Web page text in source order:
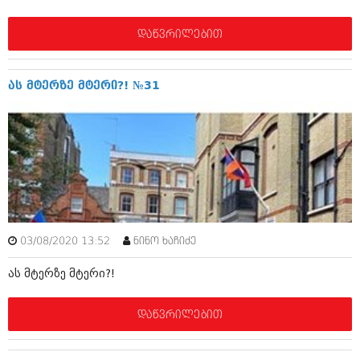
ნოემბერი 2017 (212)
ოქტომბერი 2017 (231)
სექტემბერი 2017 (261)
ივლისი 2017 (233)
მაისი 2017 (216)
აპრილი 2017 (220)
მარტი 2017 (212)
თებერვალი 2017 (205)
იანვარი 2017 (246)
დეკემბერი 2016 (207)
ნოემბერი 2016 (207)
ოქტომბერი 2016 (257)
სექტემბერი 2016 (224)
აგვისტო 2016 (258)
ივლისი 2016 (211)
აპრილი 2016 (215)
მარტი 2016 (200)
თებერვალი 2016 (250)
დაწვრილებით
ას მტერზე მტერი?! №31
03/08/2020 13:52 ნინო ხაჩიძე
ას მტერზე მტერი?!
დაწვრილებით